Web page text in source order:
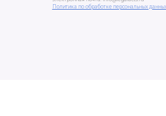
Политика по обработке персональных